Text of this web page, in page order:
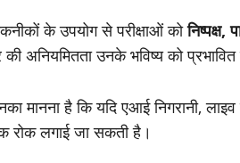
के उपयोग से परीक्षाओं कोनिष्पक्ष,
अनियमितता उनके भविष्य को
है कि यदि एआई निगरानी,
रोक लगाई जा सकती है।